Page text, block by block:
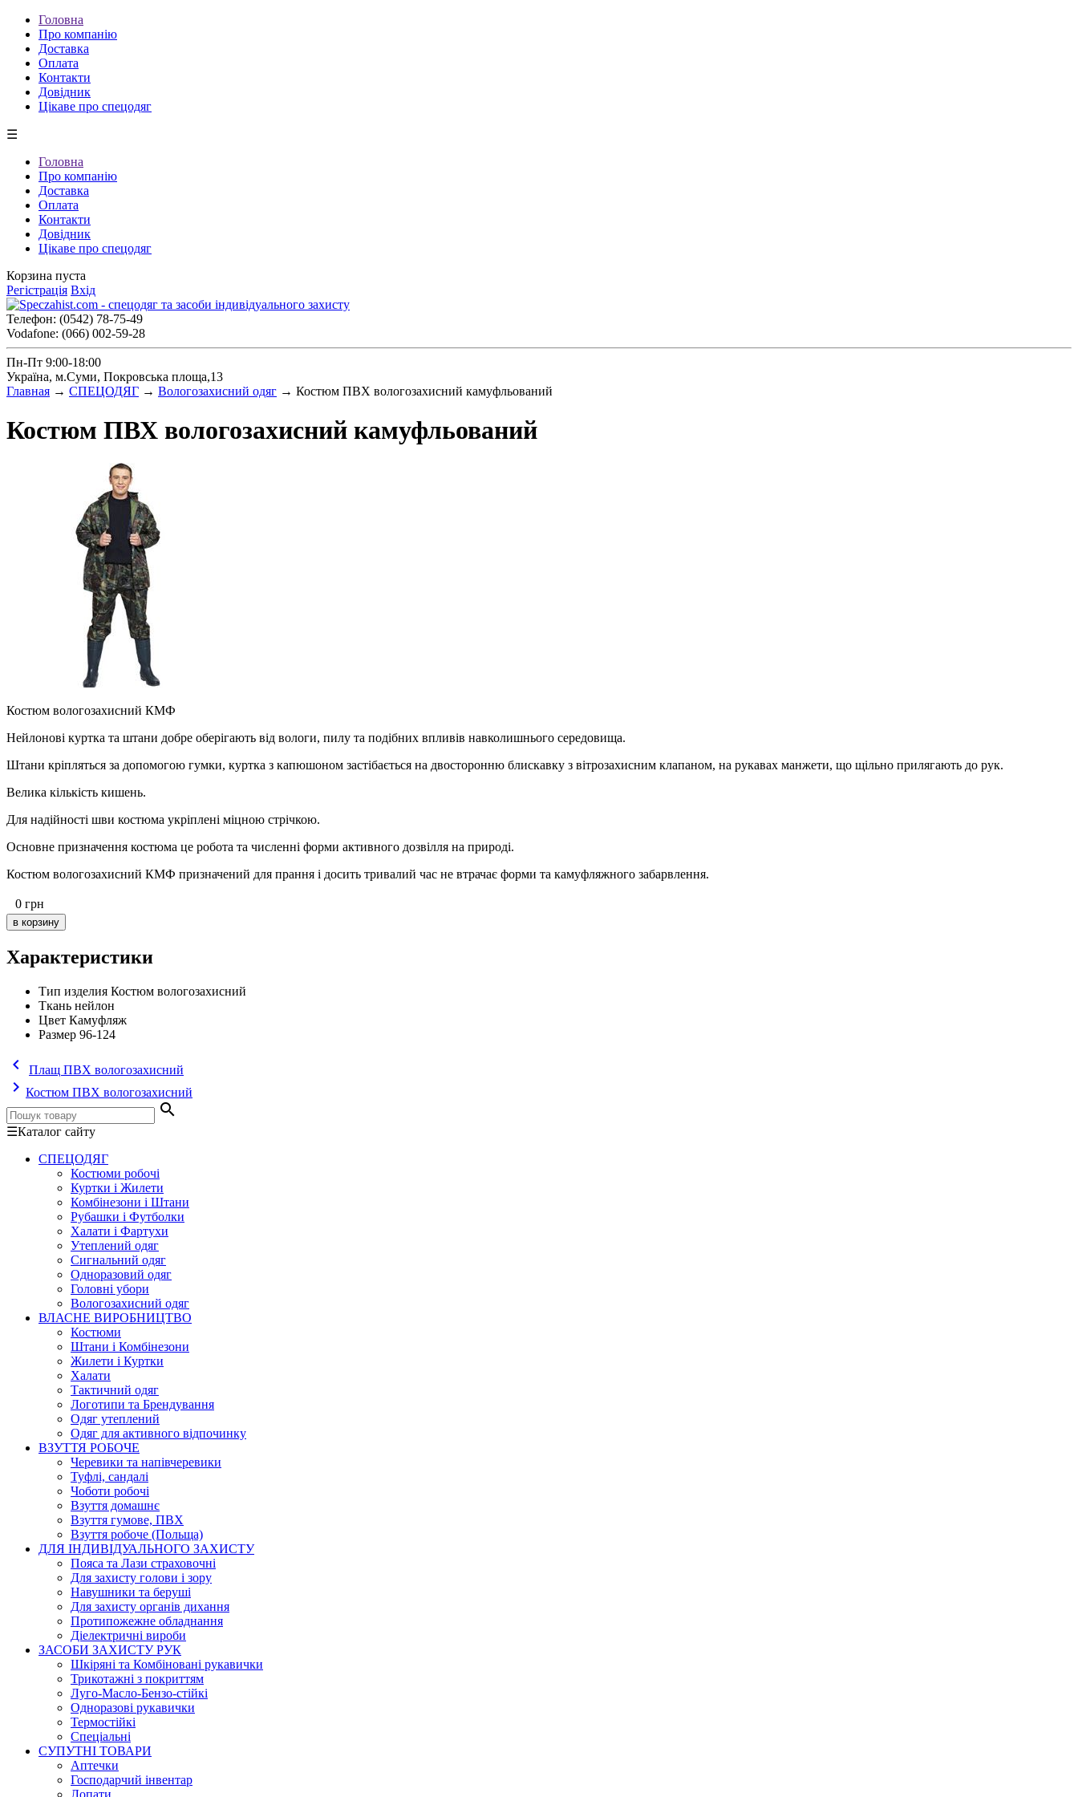
Головна
Про компанію
Доставка
Оплата
Контакти
Довідник
Цікаве про спецодяг
☰
Головна
Про компанію
Доставка
Оплата
Контакти
Довідник
Цікаве про спецодяг
Корзина пуста
Регістрація Вхід
Телефон: (0542) 78-75-49
Vodafone: (066) 002-59-28
Пн-Пт 9:00-18:00
Україна, м.Суми, Покровська площа,13
Главная → СПЕЦОДЯГ → Вологозахисний одяг → Костюм ПВХ вологозахисний камуфльований
Костюм ПВХ вологозахисний камуфльований
Костюм вологозахисний КМФ
Нейлонові куртка та штани добре оберігають від вологи, пилу та подібних впливів навколишнього середовища.
Штани кріпляться за допомогою гумки, куртка з капюшоном застібається на двосторонню блискавку з вітрозахисним клапаном, на рукавах манжети, що щільно прилягають до рук.
Велика кількість кишень.
Для надійності шви костюма укріплені міцною стрічкою.
Основне призначення костюма це робота та численні форми активного дозвілля на природі.
Костюм вологозахисний КМФ призначений для прання і досить тривалий час не втрачає форми та камуфляжного забарвлення.
0 грн
Характеристики
Тип изделия Костюм вологозахисний
Ткань нейлон
Цвет Камуфляж
Размер 96-124
keyboard_arrow_left Плащ ПВХ вологозахисний
keyboard_arrow_right Костюм ПВХ вологозахисний
search
☰Каталог сайту
СПЕЦОДЯГ
Костюми робочі
Куртки і Жилети
Комбінезони і Штани
Рубашки і Футболки
Халати і Фартухи
Утеплений одяг
Сигнальний одяг
Одноразовий одяг
Головні убори
Вологозахисний одяг
ВЛАСНЕ ВИРОБНИЦТВО
Костюми
Штани і Комбінезони
Жилети і Куртки
Халати
Тактичний одяг
Логотипи та Брендування
Одяг утеплений
Одяг для активного відпочинку
ВЗУТТЯ РОБОЧЕ
Черевики та напівчеревики
Туфлі, сандалі
Чоботи робочі
Взуття домашнє
Взуття гумове, ПВХ
Взуття робоче (Польща)
ДЛЯ ІНДИВІДУАЛЬНОГО ЗАХИСТУ
Пояса та Лази страховочні
Для захисту голови і зору
Навушники та беруші
Для захисту органів дихання
Протипожежне обладнання
Діелектричні вироби
ЗАСОБИ ЗАХИСТУ РУК
Шкіряні та Комбіновані рукавички
Трикотажні з покриттям
Луго-Масло-Бензо-стійкі
Одноразові рукавички
Термостійкі
Спеціальні
СУПУТНІ ТОВАРИ
Аптечки
Господарчий інвентар
Лопати